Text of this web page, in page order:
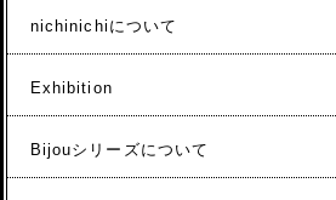
nichinichiについて
Exhibition
Bijouシリーズについて